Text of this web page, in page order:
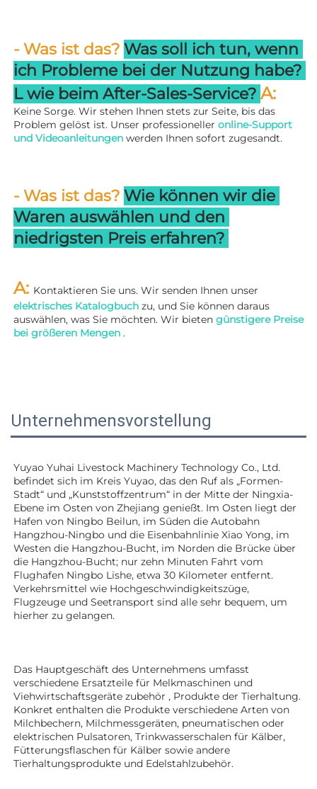
- Was ist das? Was soll ich tun, wenn
L wie beim After-Sales-Service?
Keine Sorge. Wir stehen Ihnen stets zur Seite, bis das
Problem gelöst ist. Unser professioneller online-Support
und Videoanleitungen werden Ihnen sofort zugesandt.
- Was ist das? Wie können wir die
Waren auswählen und den
niedrigsten Preis erfahren?
A:
elektrisches Katalogbuch zu, und Sie können daraus
auswählen, was Sie möchten. Wir bieten günstigere Preise
bei größeren Mengen .
Unternehmensvorstellung
Yuyao Yuhai Livestock Machinery Technology Co., Ltd.
befindet sich im Kreis Yuyao, das den Ruf als „Formen-
Stadt“ und „Kunststoffzentrum“ in der Mitte der Ningxia-
Ebene im Osten von Zhejiang genießt. Im Osten liegt der
Hafen von Ningbo Beilun, im Süden die Autobahn
Hangzhou-Ningbo und die Eisenbahnlinie Xiao Yong, im
Westen die Hangzhou-Bucht, im Norden die Brücke über
die Hangzhou-Bucht; nur zehn Minuten Fahrt vom
Flughafen Ningbo Lishe, etwa 30 Kilometer entfernt.
Verkehrsmittel wie Hochgeschwindigkeitszüge,
Flugzeuge und Seetransport sind alle sehr bequem, um
hierher zu gelangen.
Das Hauptgeschäft des Unternehmens umfasst
verschiedene Ersatzteile für Melkmaschinen und
Viehwirtschaftsgeräte zubehör , Produkte der Tierhaltung.
Konkret enthalten die Produkte verschiedene Arten von
Milchbechern, Milchmessgeräten, pneumatischen oder
elektrischen Pulsatoren, Trinkwasserschalen für Kälber,
Fütterungsflaschen für Kälber sowie andere
Tierhaltungsprodukte und Edelstahlzubehör.